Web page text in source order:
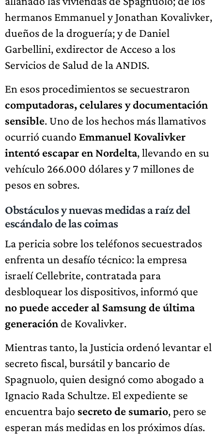
hermanos Emmanuel y Jonathan Kovalivker,
dueños de la droguería; y de Daniel
Garbellini, exdirector de Acceso a los
Servicios de Salud de la ANDIS.
En esos procedimientos se secuestraron
computadoras, celulares y documentación
sensible. Uno de los hechos más llamativos
ocurrió cuando Emmanuel Kovalivker
intentó escapar en Nordelta, llevando en su
vehículo 266.000 dólares y 7 millones de
pesos en sobres.
Obstáculos y nuevas medidas a raíz del
escándalo de las coimas
La pericia sobre los teléfonos secuestrados
enfrenta un desafío técnico: la empresa
israelí Cellebrite, contratada para
desbloquear los dispositivos, informó que
no puede acceder al Samsung de última
generación de Kovalivker.
Mientras tanto, la Justicia ordenó levantar el
secreto fiscal, bursátil y bancario de
Spagnuolo, quien designó como abogado a
Ignacio Rada Schultze. El expediente se
encuentra bajo secreto de sumario, pero se
esperan más medidas en los próximos días.